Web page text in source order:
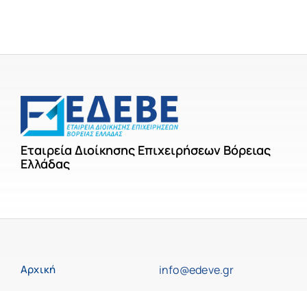
Εταιρεία Διοίκησης Επιχειρήσεων Βόρειας
Ελλάδας
Αρχική info@edeve.gr